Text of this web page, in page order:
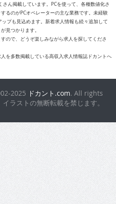
さん掲載しています。PCを使って、各種数値化さ
るのがPCオペレーターの主な業務です。未経験
プも見込めます。新着求人情報も続々追加して
見つかります。
ので、どうぞ楽しみながら求人を探してくださ
を多数掲載している高収入求人情報誌ドカントへ
2025 ドカント.com. All rights
ラストの無断転載を禁じます。